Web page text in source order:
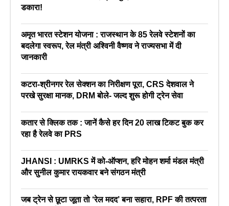
डकारा!
अमृत भारत स्टेशन योजना : राजस्थान के 85 रेलवे स्टेशनों का
बदलेगा स्वरूप, रेल मंत्री अश्विनी वैष्णव ने राज्यसभा में दी
जानकारी
कटरा-श्रीनगर रेल सेक्शन का निरीक्षण पूरा, CRS देशवाल ने
परखे सुरक्षा मानक, DRM बोले- जल्द शुरू होगी ट्रेन सेवा
कतार से क्लिक तक : जानें कैसे हर दिन 20 लाख टिकट बुक कर
रहा है रेलवे का PRS
JHANSI : UMRKS में को-ऑप्शन, हरि मोहन शर्मा मंडल मंत्री
और सुनील कुमार रायकवार बने संगठन मंत्री
जब ट्रेन से छूटा जूता तो ‘रेल मदद’ बना सहारा, RPF की तत्परता